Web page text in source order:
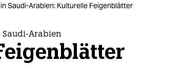
Saudi-Arabien: Kulturelle Feigenblätter
Saudi-Arabien